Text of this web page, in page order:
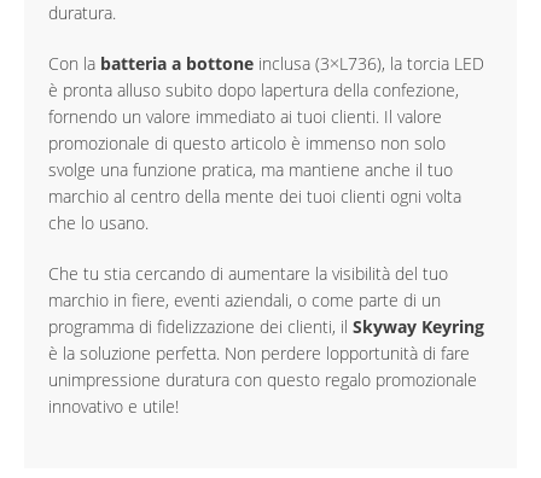
duratura.
Con la batteria a bottone inclusa (3×L736), la torcia LED
è pronta alluso subito dopo lapertura della confezione,
fornendo un valore immediato ai tuoi clienti. Il valore
promozionale di questo articolo è immenso non solo
svolge una funzione pratica, ma mantiene anche il tuo
marchio al centro della mente dei tuoi clienti ogni volta
che lo usano.
Che tu stia cercando di aumentare la visibilità del tuo
marchio in fiere, eventi aziendali, o come parte di un
programma di fidelizzazione dei clienti, il Skyway Keyring
è la soluzione perfetta. Non perdere lopportunità di fare
unimpressione duratura con questo regalo promozionale
innovativo e utile!